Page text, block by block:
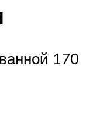
170